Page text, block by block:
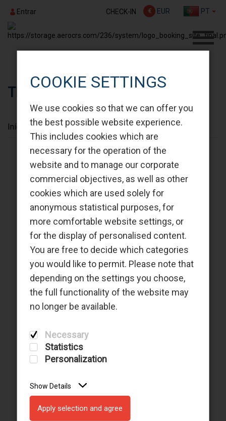
Entrar CHECK-IN € EUR PT
COOKIE SETTINGS
We use cookies so that we can offer you
the best possible website experience.
This includes cookies which are
necessary for the operation of the
website and to manage our corporate
commercial objectives, as well as other
cookies which are used solely for
anonymous statistical purposes, for
more comfortable website settings, or
for the display of personalised content.
You are free to decide which categories
you would like to permit. Please note that
depending on the settings you choose,
the full functionality of the website may
no longer be available.
Necessary
Statistics
Personalization
Show Details
Apply selection and agree
TERMOS E CONDIÇÕES
Início TERMOS E CONDIÇÕES
CONDIÇÕES GERAIS DE
TRANSPORTE
CHECK-IN E EMBARQUE